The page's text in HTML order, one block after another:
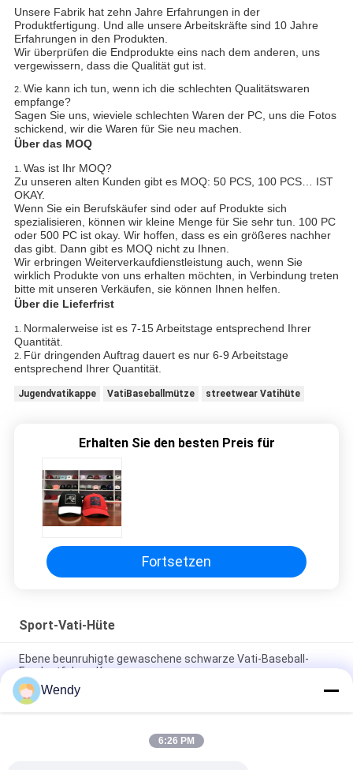
Unsere Fabrik hat zehn Jahre Erfahrungen in der
Produktfertigung. Und alle unsere Arbeitskräfte sind 10 Jahre
Erfahrungen in den Produkten.
Wir überprüfen die Endprodukte eins nach dem anderen, uns
vergewissern, dass die Qualität gut ist.
2. Wie kann ich tun, wenn ich die schlechten Qualitätswaren
empfange?
Sagen Sie uns, wieviele schlechten Waren der PC, uns die Fotos
schickend, wir die Waren für Sie neu machen.
Über das MOQ
1. Was ist Ihr MOQ?
Zu unseren alten Kunden gibt es MOQ: 50 PCS, 100 PCS… IST
OKAY.
Wenn Sie ein Berufskäufer sind oder auf Produkte sich
spezialisieren, können wir kleine Menge für Sie sehr tun. 100 PC
oder 500 PC ist okay. Wir hoffen, dass es ein größeres nachher
das gibt. Dann gibt es MOQ nicht zu Ihnen.
Wir erbringen Weiterverkaufdienstleistung auch, wenn Sie
wirklich Produkte von uns erhalten möchten, in Verbindung treten
bitte mit unseren Verkäufen, sie können Ihnen helfen.
Über die Lieferfrist
1. Normalerweise ist es 7-15 Arbeitstage entsprechend Ihrer
Quantität.
2. Für dringenden Auftrag dauert es nur 6-9 Arbeitstage
entsprechend Ihrer Quantität.
Jugendvatikappe VatiBaseballmütze streetwear Vatihüte
Erhalten Sie den besten Preis für
Fortsetzen
Sport-Vati-Hüte
Ebene beunruhigte gewaschene schwarze Vati-Baseball-
Fernlastfahrer-Kappe
56cm unstrukturierte Vati-Baseballmütze-Stickerei Logo
Customized
Freier Raum trägt Vati-Hüte mit Sonntags-Metallschnallen-
Wendy
6:26 PM